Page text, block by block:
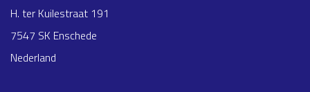
H. ter Kuilestraat 191
7547 SK Enschede
Nederland